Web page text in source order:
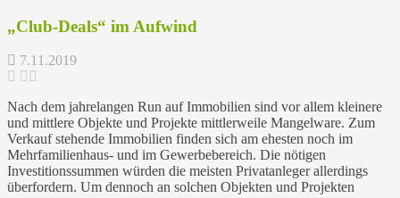
„Club-Deals“ im Aufwind
7.11.2019
Nach dem jahrelangen Run auf Immobilien sind vor allem kleinere
und mittlere Objekte und Projekte mittlerweile Mangelware. Zum
Verkauf stehende Immobilien finden sich am ehesten noch im
Mehrfamilienhaus- und im Gewerbebereich. Die nötigen
Investitionssummen würden die meisten Privatanleger allerdings
überfordern. Um dennoch an solchen Objekten und Projekten